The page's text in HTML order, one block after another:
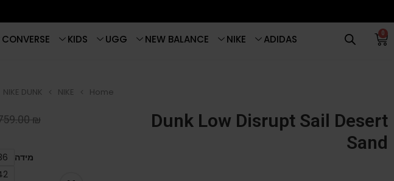
0
ADIDAS
NIKE
NEW BALANCE
UGG
KIDS
CONVERSE
Home
NIKE
NIKE DUNK
Dunk Low Disrupt Sail Desert
Sand
₪
מידה